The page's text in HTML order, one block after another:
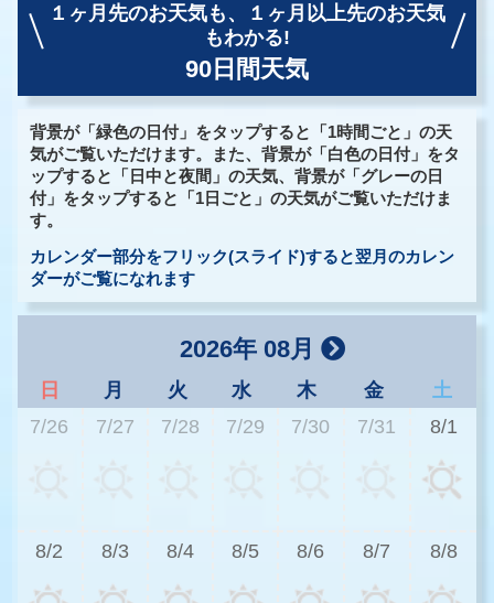
１ヶ月先のお天気も、
１ヶ月以上先のお天気
もわかる!
90日間天気
背景が「緑色の日付」をタップすると「1時間ごと」の天
気がご覧いただけます。また、背景が「白色の日付」をタ
ップすると「日中と夜間」の天気、背景が「グレーの日
付」をタップすると「1日ごと」の天気がご覧いただけま
す。
カレンダー部分をフリック(スライド)すると翌月のカレン
ダーがご覧になれます
2026年 08月
日 月 火 水 木 金
土
7/26
7/27 7/28 7/29 7/30 7/31 8/1
8/2 8/3 8/4 8/5 8/6 8/7 8/8